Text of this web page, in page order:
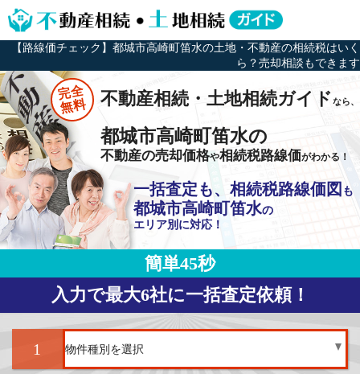
【路線価チェック】都城市高崎町笛水の土地・不動産の相続税はいく
ら？売却相談もできます
完全
無料 不動産相続・土地相続ガイドなら、
都城市高崎町笛水の
不動産の売却価格や相続税路線価がわかる！
一括査定も、相続税路線価図 も
都城市高崎町笛水の
エリア別に対応！
簡単45秒
入力で最大6社に一括査定依頼！
1